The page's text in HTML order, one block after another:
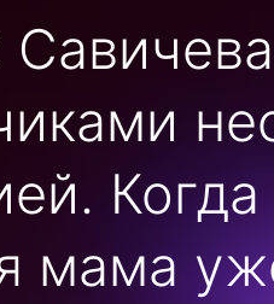
мама